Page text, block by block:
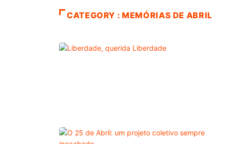
CATEGORY : MEMÓRIAS DE ABRIL